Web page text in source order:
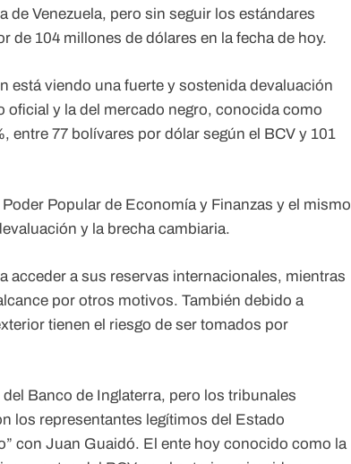
Venezuela, pero sin seguir los estándares
de 104 millones de dólares en la fecha de hoy.
está viendo una fuerte y sostenida devaluación
oficial y la del mercado negro, conocida como
entre 77 bolívares por dólar según el BCV y 101
Popular de Economía y Finanzas y el mismo
y la brecha cambiaria.
acceder a sus reservas internacionales, mientras
por otros motivos. También debido a
tienen el riesgo de ser tomados por
Banco de Inglaterra, pero los tribunales
los representantes legítimos del Estado
con Juan Guaidó. El ente hoy conocido como la